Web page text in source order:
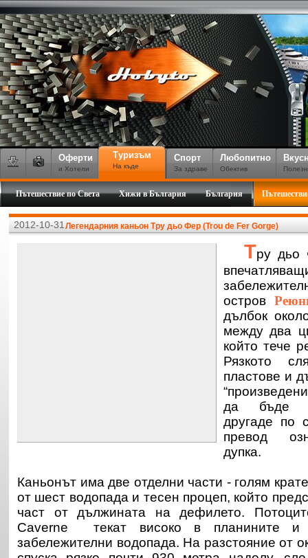
Оферти
и Хотели
Туризъм
На къде
Спорт
За здраве
Любопитно
Обектив
Пътешествие по Света Хижи в България България
2012-10-31Легендарния каньон Тру дьо Фер (Trou de Fer Gorge)
Тру дьо
остров
дълбок
между два
който тече
Рязкото
пластове и
да бъде
другаде по
превод
дупка.
Каньонът има две отделни части - голям
от шест водопада и тесен процеп, който
част от дължината на дефилето.
Caverne текат високо в планините и
забележителни водопада. На разстояние от